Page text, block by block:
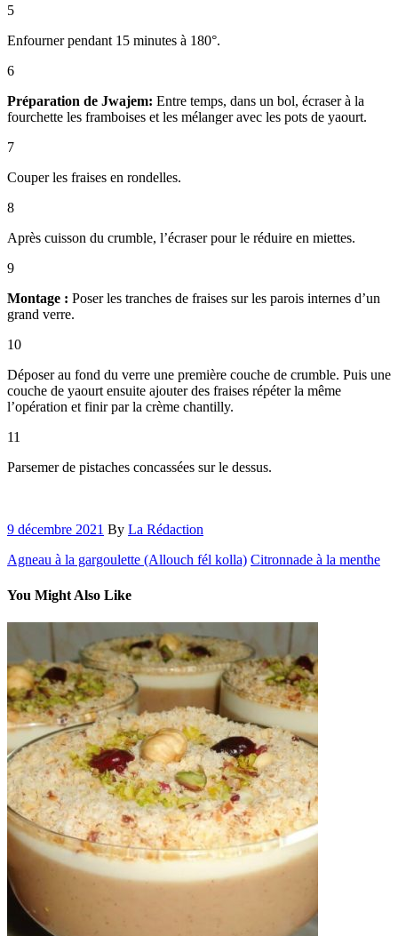
5
Enfourner pendant 15 minutes à 180°.
6
Préparation de Jwajem: Entre temps, dans un bol, écraser à la
fourchette les framboises et les mélanger avec les pots de yaourt.
7
Couper les fraises en rondelles.
8
Après cuisson du crumble, l’écraser pour le réduire en miettes.
9
Montage : Poser les tranches de fraises sur les parois internes d’un
grand verre.
10
Déposer au fond du verre une première couche de crumble. Puis une
couche de yaourt ensuite ajouter des fraises répéter la même
l’opération et finir par la crème chantilly.
11
Parsemer de pistaches concassées sur le dessus.
9 décembre 2021 By La Rédaction
Agneau à la gargoulette (Allouch fél kolla) Citronnade à la menthe
You Might Also Like